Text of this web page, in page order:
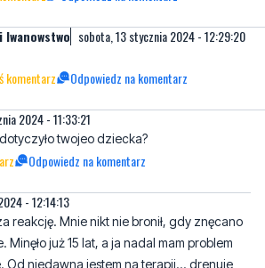
2024 - 11:33:21
dotyczyło twojeo dziecka?
- 12:14:13
reakcję. Mnie nikt nie bronił, gdy znęcano
niedawna jestem na terapii... drenuje
się się czuję.
Odpowiedz na komentarz